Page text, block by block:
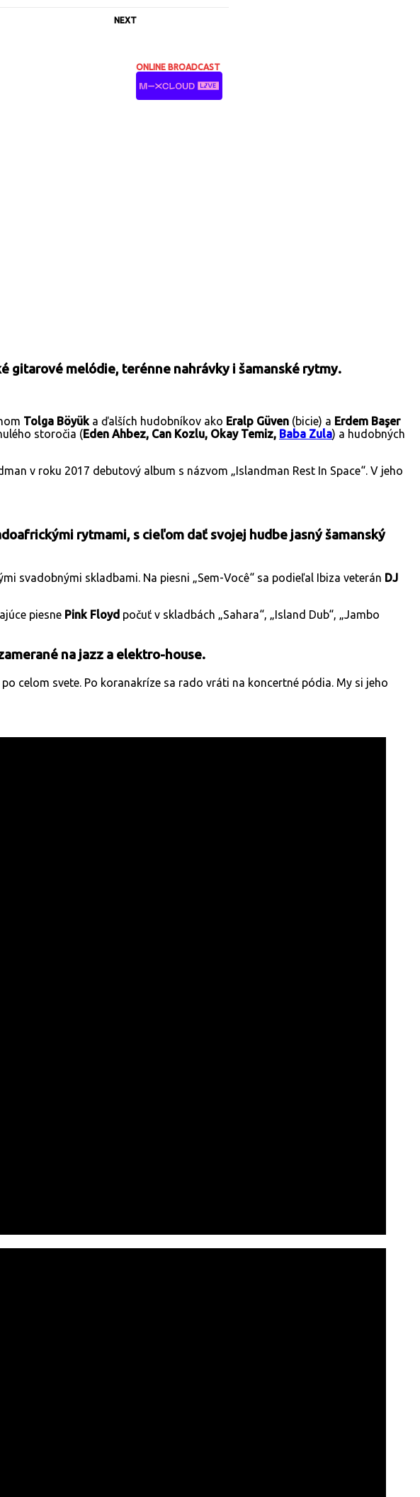
NEXT
ONLINE BROADCAST
gitarové melódie, terénne nahrávky i šamanské rytmy.
Tolga Böyük a ďalších hudobníkov ako Eralp Güven (bicie) a Erdem Başer
storočia (Eden Ahbez, Can Kozlu, Okay Temiz, Baba Zula) a hudobných
v roku 2017 debutový album s názvom „Islandman Rest In Space“. V jeho
rytmami, s cieľom dať svojej hudbe jasný šamanský
svadobnými skladbami. Na piesni „Sem-Você“ sa podieľal Ibiza veterán DJ
piesne Pink Floyd počuť v skladbách „Sahara“, „Island Dub“, „Jambo
na jazz a elektro-house.
celom svete. Po koranakríze sa rado vráti na koncertné pódia. My si jeho